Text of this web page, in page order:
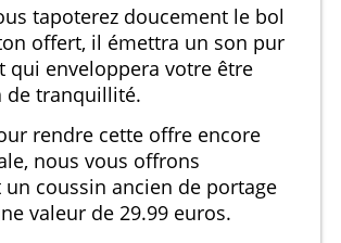
tapoterez doucement le bol
offert, il émettra un son pur
qui enveloppera votre être
de tranquillité.
rendre cette offre encore
nous vous offrons
un coussin ancien de portage
valeur de 29.99 euros.